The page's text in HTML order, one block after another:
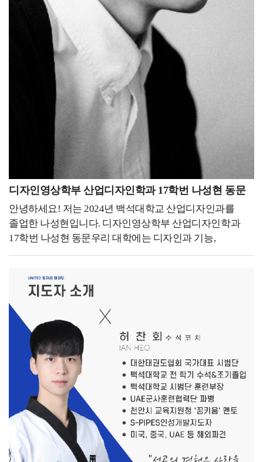
디자인영상학부 산업디자인학과 17학번 나성현 동문
안녕하세요! 저는 2024년 백석대학교 산업디자인과를
졸업한 나성현입니다. 디자인영상학부 산업디자인학과
17학번 나성현 동문우리 대학에는 디자인과 기능,
사용성을 테스트할 수 있는 하이 피델리티 프로토타입으로
환경을 갖추고 있습니다. 또한 훌륭하신 교수님들 지도
아래에 여러 공모전에 출품하였고, 여러 차례 수상 경험이
있습니다.- 지금 하고 있는 일을 소개해 주세요. -졸업
후에는 조경 설계사무소에서 근무하며 공공 공간 및 조경
디자인을 실무적으로 경험했고, 이러한 배경이 현재
운영하고 있는 청소업 창업까지 이어졌습니다. 많은
분들이 산업디자인과와 청소업이 어떻게 연결될 수
있었는지 궁금해하십니다만 저는 지금도 디자인을 하고
있다고 생각합니다. 현재 저는 케어프렌즈의 대표로, 소파,
매트리스, 에어컨 등 전문 클리닝 서비스를 제공하고
있습니다. 또한, 대학교 기숙사, 호텔 등 대규모 시설 청소
프로젝트도 수행하며, 단순한 청소가 아닌 공간 컨디션을
관리하는 서비스로 차별화를 두고 있습니다. 이 과정에서